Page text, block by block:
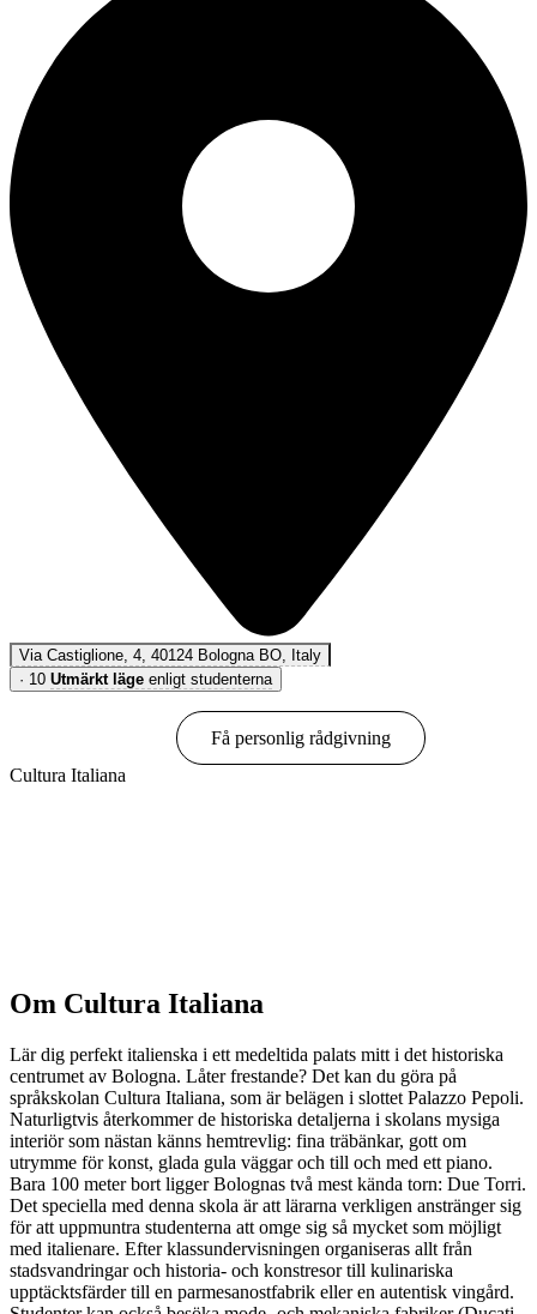
Via Castiglione, 4, 40124 Bologna BO, Italy
· 10 Utmärkt läge enligt studenterna
Få personlig rådgivning
Cultura Italiana
Om Cultura Italiana
Lär dig perfekt italienska i ett medeltida palats mitt i det historiska
centrumet av Bologna. Låter frestande? Det kan du göra på
språkskolan Cultura Italiana, som är belägen i slottet Palazzo Pepoli.
Naturligtvis återkommer de historiska detaljerna i skolans mysiga
interiör som nästan känns hemtrevlig: fina träbänkar, gott om
utrymme för konst, glada gula väggar och till och med ett piano.
Bara 100 meter bort ligger Bolognas två mest kända torn: Due Torri.
Det speciella med denna skola är att lärarna verkligen anstränger sig
för att uppmuntra studenterna att omge sig så mycket som möjligt
med italienare. Efter klassundervisningen organiseras allt från
stadsvandringar och historia- och konstresor till kulinariska
upptäcktsfärder till en parmesanostfabrik eller en autentisk vingård.